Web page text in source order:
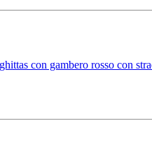
con gambero rosso con